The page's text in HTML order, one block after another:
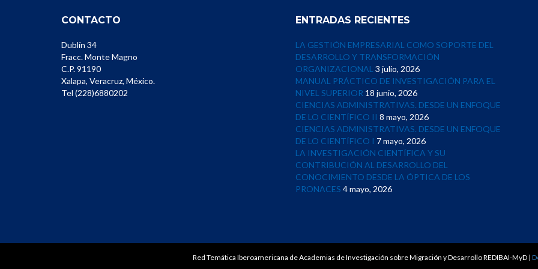
CONTACTO
Dublín 34
Fracc. Monte Magno
C.P. 91190
Xalapa, Veracruz, México.
Tel (228)6880202
ENTRADAS RECIENTES
LA GESTIÓN EMPRESARIAL COMO SOPORTE DEL
DESARROLLO Y TRANSFORMACIÓN
ORGANIZACIONAL 3 julio, 2026
MANUAL PRÁCTICO DE INVESTIGACIÓN PARA EL
NIVEL SUPERIOR 18 junio, 2026
CIENCIAS ADMINISTRATIVAS. DESDE UN ENFOQUE
DE LO CIENTÍFICO II 8 mayo, 2026
CIENCIAS ADMINISTRATIVAS. DESDE UN ENFOQUE
DE LO CIENTÍFICO I 7 mayo, 2026
LA INVESTIGACIÓN CIENTÍFICA Y SU
CONTRIBUCIÓN AL DESARROLLO DEL
CONOCIMIENTO DESDE LA ÓPTICA DE LOS
PRONACES 4 mayo, 2026
Red Temática Iberoamericana de Academias de Investigación sobre Migración y Desarrollo REDIBAI-MyD |